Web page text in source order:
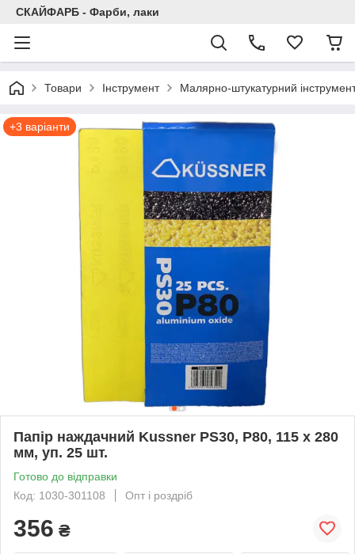
СКАЙФАРБ - Фарби, лаки
Товари Інструмент Малярно-штукатурний
+3 варіанти
Папір наждачний Kussner PS30, Р80, 115 x 280
мм, уп. 25 шт.
Готово до відправки
Код: 1030-301108
Опт і роздріб
356 ₴